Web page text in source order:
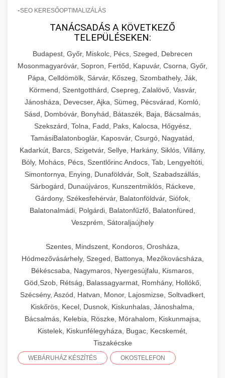
-SEO KERESŐOPTIMALIZÁLÁS
TANÁCSADÁS A KÖVETKEZŐ
TELEPÜLÉSEKEN:
Budapest, Győr, Miskolc, Pécs, Szeged, Debrecen
Mosonmagyaróvár, Sopron, Fertőd, Kapuvár, Csorna, Győr,
Pápa, Celldömölk, Sárvár, Kőszeg, Szombathely, Ják,
Körmend, Szentgotthárd, Csepreg, Zalalövő, Vasvár,
Jánosháza, Devecser, Ajka, Sümeg, Pécsvárad, Komló,
Sásd, Dombóvár, Bonyhád, Bátaszék, Baja, Bácsalmás,
Szekszárd, Tolna, Fadd, Paks, Kalocsa, Hőgyész,
TamásiBalatonboglár, Kaposvár, Csurgó, Nagyatád,
Kadarkút, Barcs, Szigetvár, Sellye, Harkány, Siklós, Villány,
Bóly, Mohács, Pécs, Szentlőrinc Andocs, Tab, Lengyeltóti,
Simontornya, Enying, Dunaföldvár, Solt, Szabadszállás,
Sárbogárd, Dunaújváros, Kunszentmiklós, Ráckeve,
Gárdony, Székesfehérvár, Balatonföldvár, Siófok,
Balatonalmádi, Polgárdi, Balatonfűzfő, Balatonfüred,
Veszprém, Sátoraljaújhely
Szentes, Mindszent, Kondoros, Orosháza,
Hódmezővásárhely, Szeged, Battonya, Mezőkovácsháza,
Békéscsaba, Nagymaros, Nyergesújfalu, Kismaros,
Göd,Szob, Rétság, Balassagyarmat, Romhány, Hollókő,
Szécsény, Aszód, Hatvan, Monor, Lajosmizse, Soltvadkert,
Kiskőrös, Kecel, Dusnok, Kiskunhalas, Jánoshalma,
Bácsalmás, Kelebia, Röszke, Mórahalom, Kiskunmajsa,
Kistelek, Kiskunfélegyháza, Bugac, Kecskemét,
Tiszakécske
WEBÁRUHÁZ KÉSZÍTÉS OKOSTELEFON